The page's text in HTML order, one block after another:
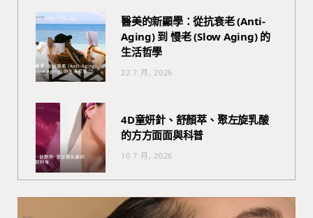
醫美的新顯學：從抗衰老 (Anti-
Aging) 到 慢老 (Slow Aging) 的
生活哲學
22 7 月, 2026
4D童妍針、舒顏萃、聚左旋乳酸
的方方面面與科普
10 7 月, 2026